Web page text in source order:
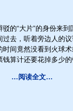
的“大片”的身份来
去，听着旁边人的
间竟然没看到火球
算计还要花掉多少的
…阅读全文…